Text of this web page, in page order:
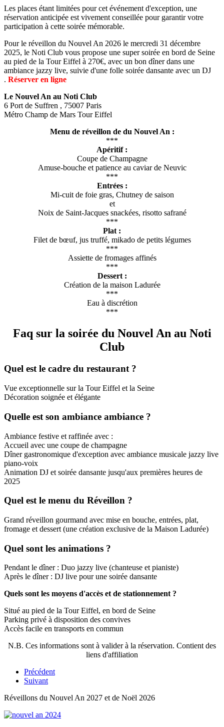
Les places étant limitées pour cet événement d'exception, une
réservation anticipée est vivement conseillée pour garantir votre
participation à cette soirée mémorable.
Pour le réveillon du Nouvel An 2026 le mercredi 31 décembre
2025, le Noti Club vous propose une super soirée en bord de Seine
au pied de la Tour Eiffel à 270€, avec un bon dîner dans une
ambiance jazzy live, suivie d'une folle soirée dansante avec un DJ
. Réserver en ligne
Le Nouvel An au Noti Club
6 Port de Suffren , 75007 Paris
Métro Champ de Mars Tour Eiffel
Menu de réveillon de du Nouvel An :
***
Apéritif :
Coupe de Champagne
Amuse-bouche et patience au caviar de Neuvic
***
Entrées :
Mi-cuit de foie gras, Chutney de saison
et
Noix de Saint-Jacques snackées, risotto safrané
***
Plat :
Filet de bœuf, jus truffé, mikado de petits légumes
***
Assiette de fromages affinés
***
Dessert :
Création de la maison Ladurée
***
Eau à discrétion
***
Faq sur la soirée du Nouvel An au Noti
Club
Quel est le cadre du restaurant ?
Vue exceptionnelle sur la Tour Eiffel et la Seine
Décoration soignée et élégante
Quelle est son ambiance ambiance ?
Ambiance festive et raffinée avec :
Accueil avec une coupe de champagne
Dîner gastronomique d'exception avec ambiance musicale jazzy live
piano-voix
Animation DJ et soirée dansante jusqu'aux premières heures de
2025
Quel est le menu du Réveillon ?
Grand réveillon gourmand avec mise en bouche, entrées, plat,
fromage et dessert (une création exclusive de la Maison Ladurée)
Quel sont les animations ?
Pendant le dîner : Duo jazzy live (chanteuse et pianiste)
Après le dîner : DJ live pour une soirée dansante
Quels sont les moyens d'accès et de stationnement ?
Situé au pied de la Tour Eiffel, en bord de Seine
Parking privé à disposition des convives
Accès facile en transports en commun
N.B. Ces informations sont à valider à la réservation. Contient des
liens d'affiliation
Précédent
Suivant
Réveillons du Nouvel An 2027 et de Noël 2026